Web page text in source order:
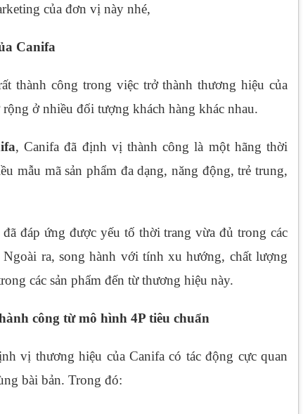
của đơn vị này nhé,
Canifa
thành công trong việc trở thành thương hiệu của
ở nhiều đối tượng khách hàng khác nhau.
, Canifa đã định vị thành công là một hãng thời
mẫu mã sản phẩm đa dạng, năng động, trẻ trung,
đáp ứng được yếu tố thời trang vừa đủ trong các
ra, song hành với tính xu hướng, chất lượng
các sản phẩm đến từ thương hiệu này.
công từ mô hình 4P tiêu chuẩn
vị thương hiệu của Canifa có tác động cực quan
bài bản. Trong đó: